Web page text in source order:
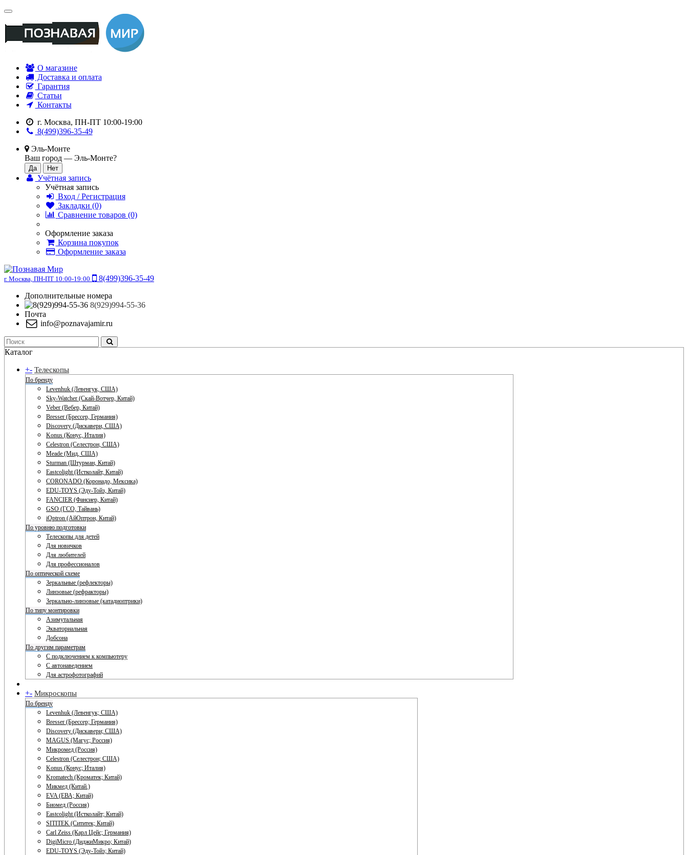
О магазине
Доставка и оплата
Гарантия
Статьи
Контакты
г. Москва, ПН-ПТ 10:00-19:00
8(499)396-35-49
Эль-Монте
Ваш город — Эль-Монте?
Учётная запись
Учётная запись
Вход / Регистрация
Закладки (0)
Сравнение товаров (0)
Оформление заказа
Корзина покупок
Оформление заказа
г. Москва, ПН-ПТ 10:00-19:00
8(499)396-35-49
Дополнительные номера
8(929)994-55-36
Почта
info@poznavajamir.ru
Каталог
+- Телескопы
По бренду
Levenhuk (Левенгук, США)
Sky-Watcher (Скай-Вотчер, Китай)
Veber (Вебер, Китай)
Bresser (Брессер, Германия)
Discovery (Дискавери, США)
Konus (Конус, Италия)
Celestron (Селестрон, США)
Meade (Мид, США)
Sturman (Штурман, Китай)
Eastcolight (Истколайт, Китай)
CORONADO (Коронадо, Мексика)
EDU-TOYS (Эду-Тойз, Китай)
FANCIER (Фансиер, Китай)
GSO (ГСО, Тайвань)
iOptron (АйОптрон, Китай)
По уровню подготовки
Телескопы для детей
Для новичков
Для любителей
Для профессионалов
По оптической схеме
Зеркальные (рефлекторы)
Линзовые (рефракторы)
Зеркально-линзовые (катадиоптрики)
По типу монтировки
Азимутальная
Экваториальная
Добсона
По другим параметрам
С подключением к компьютеру
С автонаведением
Для астрофотографий
+- Микроскопы
По бренду
Levenhuk (Левенгук; США)
Bresser (Брессер; Германия)
Discovery (Дискавери; США)
MAGUS (Магус; Россия)
Микромед (Россия)
Celestron (Селестрон; США)
Konus (Конус; Италия)
Kromatech (Кроматек; Китай)
Микмед (Китай.)
EVA (ЕВА; Китай)
Биомед (Россия)
Eastcolight (Истколайт; Китай)
SITITEK (Сититек; Китай)
Carl Zeiss (Карл Цейс; Германия)
DigiMicro (ДиджиМикро; Китай)
EDU-TOYS (Эду-Тойз; Китай)